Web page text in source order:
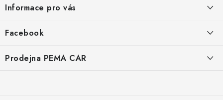
p
a
Informace pro vás
Facebook
Prodejna PEMA CAR